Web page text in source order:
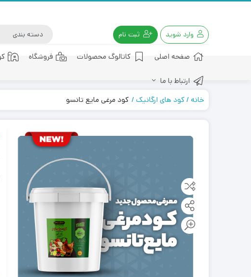
وارد شوید ثبت نام
صفحه اصلی کاتالوگ محصولات فروشگاه
ارتباط با ما
خانه کود های ارگانیک کود مرغی مایع تانسو